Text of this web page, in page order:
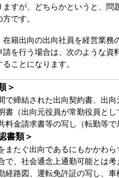
すが、どちらかというと、問
です。
在籍出向の出向社員を経営業務
を行う場合は、次のような資
ことになります。
＞
で締結された出向契約書、出
書（出向元役員が常勤役員とし
料金請求書等の写し（転勤等で
書類＞
またぐ出向であるにもかかわ
で、社会通念上通勤可能とは考
経路図、運転免許証の写し、